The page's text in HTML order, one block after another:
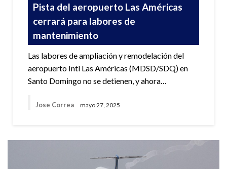
Pista del aeropuerto Las Américas
cerrará para labores de
mantenimiento
Las labores de ampliación y remodelación del
aeropuerto Intl Las Américas (MDSD/SDQ) en
Santo Domingo no se detienen, y ahora…
Jose Correa mayo 27, 2025